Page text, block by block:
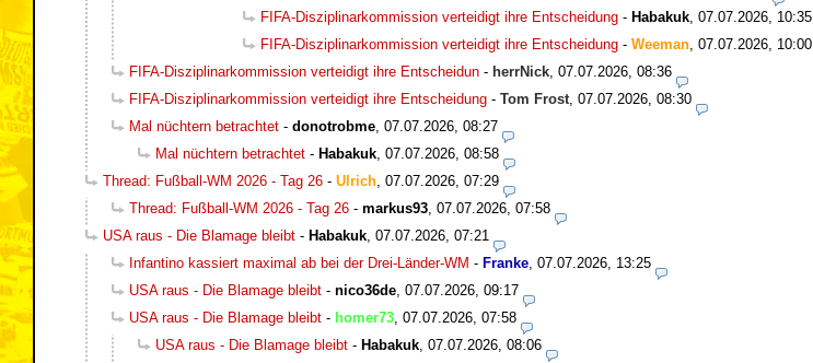
FIFA-Disziplinarkommission verteidigt ihre Entscheidung - Habakuk, 07.07.2026, 10:35
FIFA-Disziplinarkommission verteidigt ihre Entscheidung - Weeman, 07.07.2026, 10:00
FIFA-Disziplinarkommission verteidigt ihre Entscheidun - herrNick, 07.07.2026, 08:36
FIFA-Disziplinarkommission verteidigt ihre Entscheidung - Tom Frost, 07.07.2026, 08:30
Mal nüchtern betrachtet - donotrobme, 07.07.2026, 08:27
Mal nüchtern betrachtet - Habakuk, 07.07.2026, 08:58
Thread: Fußball-WM 2026 - Tag 26 - Ulrich, 07.07.2026, 07:29
Thread: Fußball-WM 2026 - Tag 26 - markus93, 07.07.2026, 07:58
USA raus - Die Blamage bleibt - Habakuk, 07.07.2026, 07:21
Infantino kassiert maximal ab bei der Drei-Länder-WM - Franke, 07.07.2026, 13:25
USA raus - Die Blamage bleibt - nico36de, 07.07.2026, 09:17
USA raus - Die Blamage bleibt - homer73, 07.07.2026, 07:58
USA raus - Die Blamage bleibt - Habakuk, 07.07.2026, 08:06